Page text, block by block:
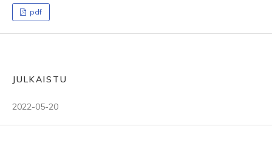
pdf
JULKAISTU
2022-05-20